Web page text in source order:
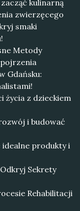
kulinarną
zwierzęcego
smaki
Metody
Gdańsku:
życia z dzieckiem
i budować
idealne produkty i
Sekrety
Rehabilitacji